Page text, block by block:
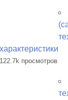
характеристики
122.7k просмотров